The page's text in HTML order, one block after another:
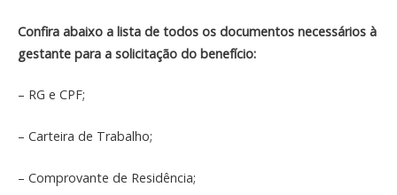
Confira abaixo a lista de todos os documentos necessários à
gestante para a solicitação do benefício:
– RG e CPF;
– Carteira de Trabalho;
– Comprovante de Residência;